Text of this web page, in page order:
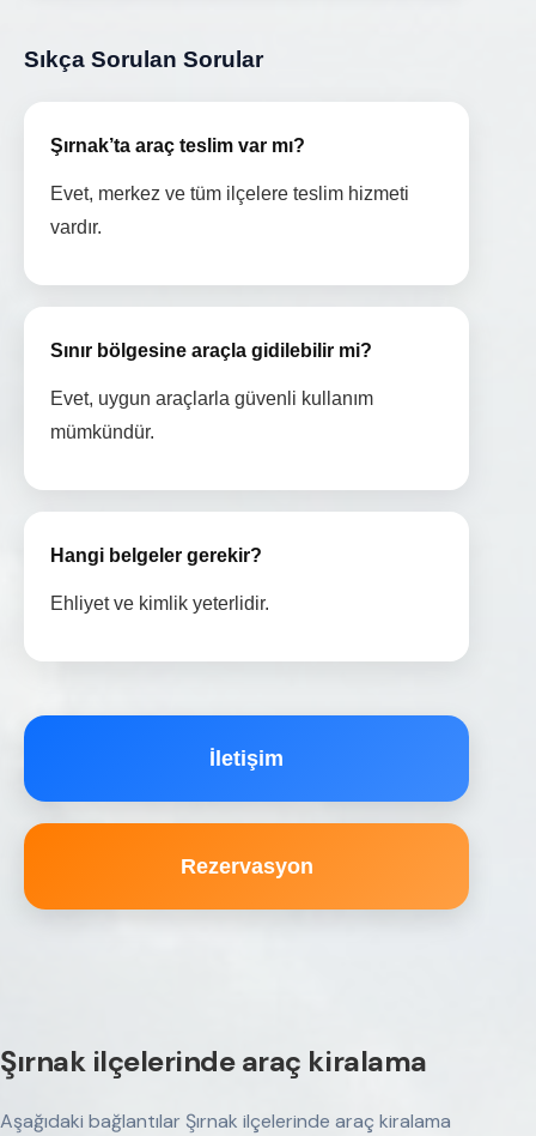
Sıkça Sorulan Sorular
Şırnak’ta araç teslim var mı?
Evet, merkez ve tüm ilçelere teslim hizmeti
vardır.
Sınır bölgesine araçla gidilebilir mi?
Evet, uygun araçlarla güvenli kullanım
mümkündür.
Hangi belgeler gerekir?
Ehliyet ve kimlik yeterlidir.
İletişim
Rezervasyon
Şırnak ilçelerinde araç kiralama
Aşağıdaki bağlantılar Şırnak ilçelerinde araç kiralama